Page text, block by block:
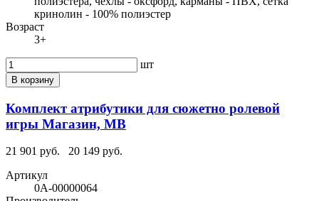
кринолин - 100% полиэстер
Возраст
3+
шт
В корзину
Комплект атрибутики для сюжетно ролевой
игры Магазин, МВ
21 901 руб.
20 149 руб.
Артикул
0А-00000064